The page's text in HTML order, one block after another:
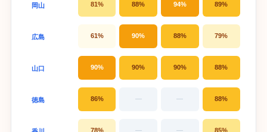
岡山 81% 88% 94% 89%
広島 61% 90% 88% 79%
山口 90% 90% 90% 88%
徳島 86% — — 88%
78% — — 85%